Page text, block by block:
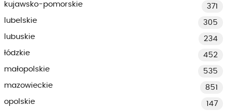
kujawsko-pomorskie
371
lubelskie
305
lubuskie
234
łódzkie
452
małopolskie
535
mazowieckie
851
opolskie
147